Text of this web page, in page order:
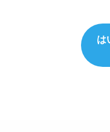
おすすめのフレー
また、レギュラー
が少なくクリアな
は